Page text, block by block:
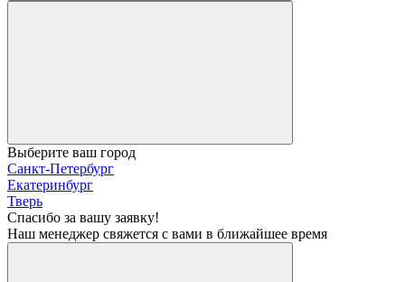
Выберите ваш город
Санкт-Петербург
Екатеринбург
Тверь
Спасибо за вашу заявку!
Наш менеджер свяжется с вами в ближайшее время